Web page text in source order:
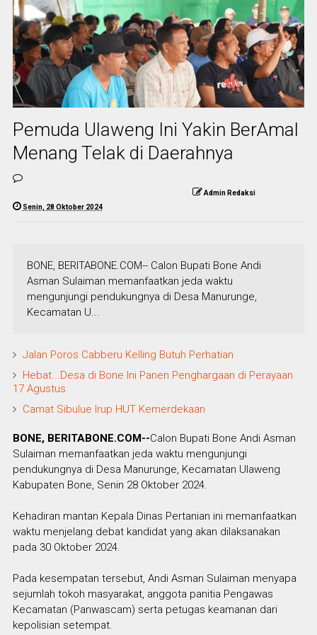
Pemuda Ulaweng Ini Yakin BerAmal
Menang Telak di Daerahnya
Admin Redaksi
Senin, 28 Oktober 2024
BONE, BERITABONE.COM-- Calon Bupati Bone Andi
Asman Sulaiman memanfaatkan jeda waktu
mengunjungi pendukungnya di Desa Manurunge,
Kecamatan U...
Jalan Poros Cabberu Kelling Butuh Perhatian
Hebat...Desa di Bone Ini Panen Penghargaan di Perayaan
17 Agustus
Camat Sibulue Irup HUT Kemerdekaan
BONE, BERITABONE.COM--Calon Bupati Bone Andi Asman
Sulaiman memanfaatkan jeda waktu mengunjungi
pendukungnya di Desa Manurunge, Kecamatan Ulaweng
Kabupaten Bone, Senin 28 Oktober 2024.
Kehadiran mantan Kepala Dinas Pertanian ini memanfaatkan
waktu menjelang debat kandidat yang akan dilaksanakan
pada 30 Oktober 2024.
Pada kesempatan tersebut, Andi Asman Sulaiman menyapa
sejumlah tokoh masyarakat, anggota panitia Pengawas
Kecamatan (Panwascam) serta petugas keamanan dari
kepolisian setempat.